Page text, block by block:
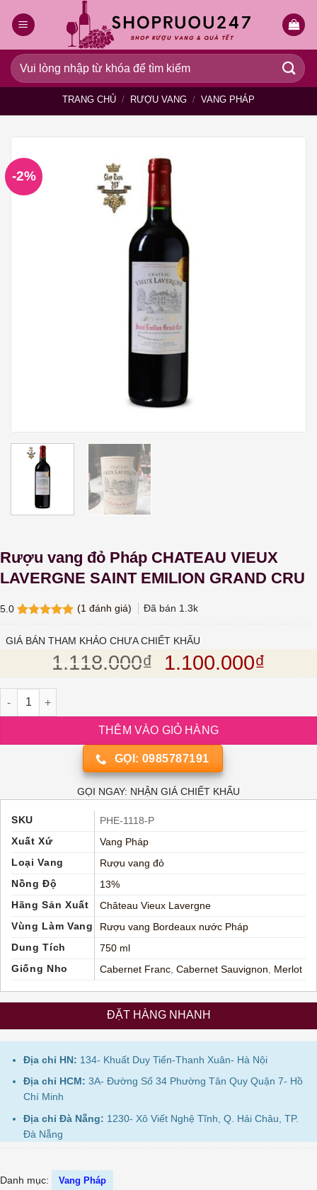
qua
dung
Tìm
kiếm:
TRANG CHỦ / RƯỢU VANG / VANG PHÁP
-2%
Rượu vang đỏ Pháp CHATEAU VIEUX
LAVERGNE SAINT EMILION GRAND CRU
5.0
dựa trên
(1đánh giá) Đã bán 1.3k
GIÁ BÁN THAM KHẢO CHƯA CHIẾT KHẤU
1.118.000₫ Giá gốc là:
1.100.000₫
Rượu vang đỏ Pháp CHATEAU VIEUX LAVERGNE SAINT
THÊM VÀO GIỎ HÀNG
GỌI: 0985787191
GỌI NGAY: NHẬN GIÁ CHIẾT KHẤU
SKU
PHE-1118-P
Xuất Xứ
Vang Pháp
Loại Vang
Rượu vang đỏ
Nồng Độ
13%
Hãng Sản Xuất
Château Vieux Lavergne
Vùng Làm Vang
Rượu vang Bordeaux nước Pháp
Dung Tích
750 ml
Giống Nho
Cabernet Franc, Cabernet Sauvignon Merlot
ĐẶT HÀNG NHANH
Địa chỉ HN: 134- Khuất Duy Tiến-Thanh Xuân- Hà Nội
Địa chỉ HCM: 3A- Đường Số 34 Phường Tân Quy Quận 7- Hồ
Chí Minh
Địa chỉ Đà Nẵng: 1230- Xô Viết Nghệ Tĩnh, Q. Hải Châu, TP.
Đà Nẵng
Danh mục: Vang Pháp